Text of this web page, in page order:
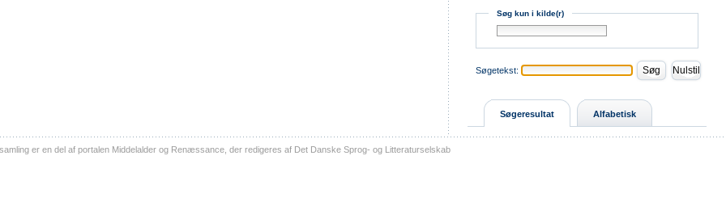
Søg kun i kilde(r)
Søgetekst:
Søgeresultat Alfabetisk
er en del af portalen Middelalder og Renæssance, der redigeres af Det Danske Sprog- og Litteraturselskab